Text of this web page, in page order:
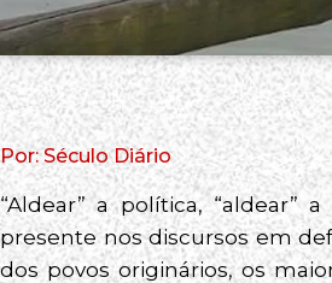
Por: Século Diário
“Aldear” a política, “aldear”
presente nos discursos em
dos povos originários, os